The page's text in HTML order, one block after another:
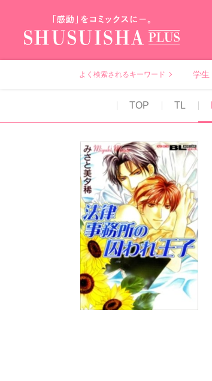
よく検索されるキーワード 学生
TOP TL